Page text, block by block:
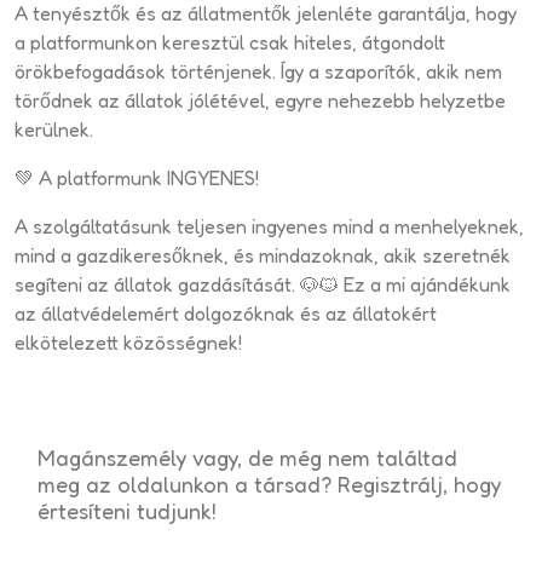
A tenyésztők és az állatmentők jelenléte garantálja, hogy
a platformunkon keresztül csak hiteles, átgondolt
örökbefogadások történjenek. Így a szaporítók, akik nem
törődnek az állatok jólétével, egyre nehezebb helyzetbe
kerülnek.
💚 A platformunk INGYENES!
A szolgáltatásunk teljesen ingyenes mind a menhelyeknek,
mind a gazdikeresőknek, és mindazoknak, akik szeretnék
segíteni az állatok gazdásítását. 🐶🐱 Ez a mi ajándékunk
az állatvédelemért dolgozóknak és az állatokért
elkötelezett közösségnek!
Magánszemély vagy, de még nem találtad
meg az oldalunkon a társad? Regisztrálj, hogy
értesíteni tudjunk!